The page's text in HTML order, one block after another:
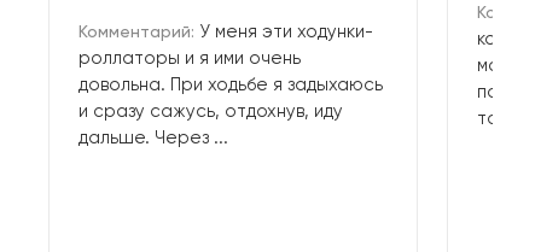
Комментарий: У меня эти ходунки-
роллаторы и я ими очень
довольна. При ходьбе я задыхаюсь
и сразу сажусь, отдохнув, иду
дальше. Через ...